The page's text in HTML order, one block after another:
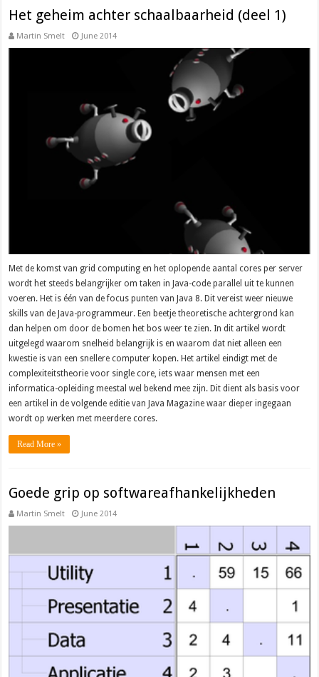
Het geheim achter schaalbaarheid (deel 1)
Martin Smelt June 2014
Met de komst van grid computing en het oplopende aantal cores per server
wordt het steeds belangrijker om taken in Java-code parallel uit te kunnen
voeren. Het is één van de focus punten van Java 8. Dit vereist weer nieuwe
skills van de Java-programmeur. Een beetje theoretische achtergrond kan
dan helpen om door de bomen het bos weer te zien. In dit artikel wordt
uitgelegd waarom snelheid belangrijk is en waarom dat niet alleen een
kwestie is van een snellere computer kopen. Het artikel eindigt met de
complexiteitstheorie voor single core, iets waar mensen met een
informatica-opleiding meestal wel bekend mee zijn. Dit dient als basis voor
een artikel in de volgende editie van Java Magazine waar dieper ingegaan
wordt op werken met meerdere cores.
Read More »
Goede grip op softwareafhankelijkheden
Martin Smelt June 2014